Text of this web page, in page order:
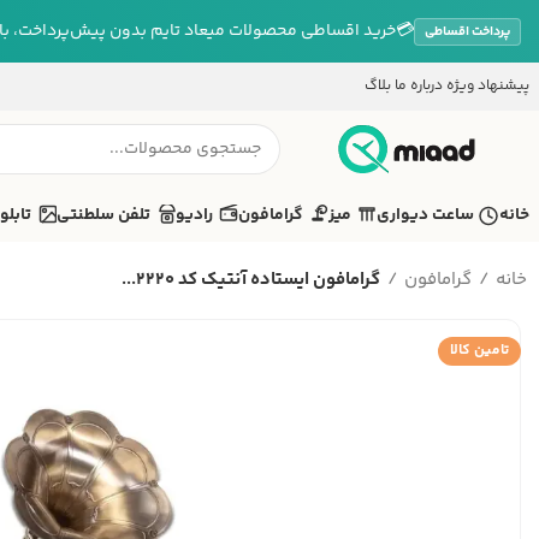
پرداخت اقساطی 💳خرید اقساطی محصولات میعاد تایم بدون پیش‌پرداخت،
پیشنهاد ویژه درباره ما بلاگ
خانه ساعت دیواری میز گرامافون رادیو تلفن سلطنتی تابلو
خانه گرامافون گرامافون ایستاده آنتیک کد 2220...
تامین کالا